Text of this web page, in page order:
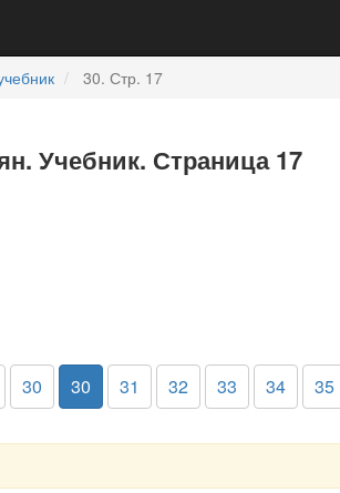
30. Стр. 17
Учебник. Страница 17
30 30 31 32 33 34 35